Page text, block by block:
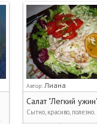
Автор: Лиана
Салат "Легкий
Сытно, красиво, полезно.